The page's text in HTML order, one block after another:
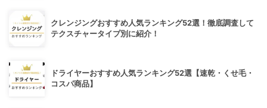
クレンジングおすすめ人気ランキング52選！徹底調査して
テクスチャータイプ別に紹介！
ドライヤーおすすめ人気ランキング52選【速乾・くせ毛・
コスパ商品】